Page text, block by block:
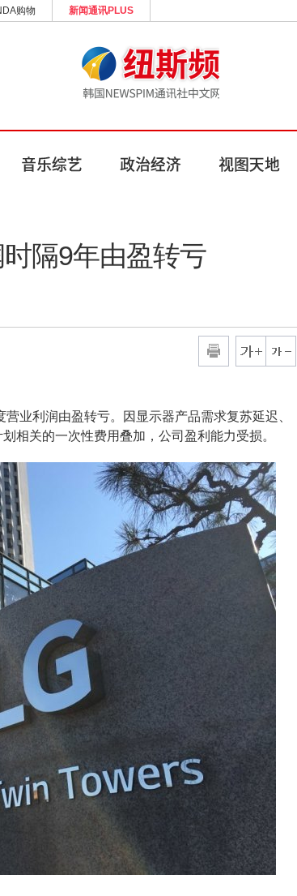
购物 新闻通讯PLUS
隔9年由盈转亏
业利润由盈转亏。因显示器产品需求复苏延迟、
相关的一次性费用叠加，公司盈利能力受损。